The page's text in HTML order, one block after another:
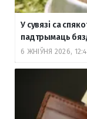
У сувязі са
падтрымаць
6 ЖНІЎНЯ 2026,